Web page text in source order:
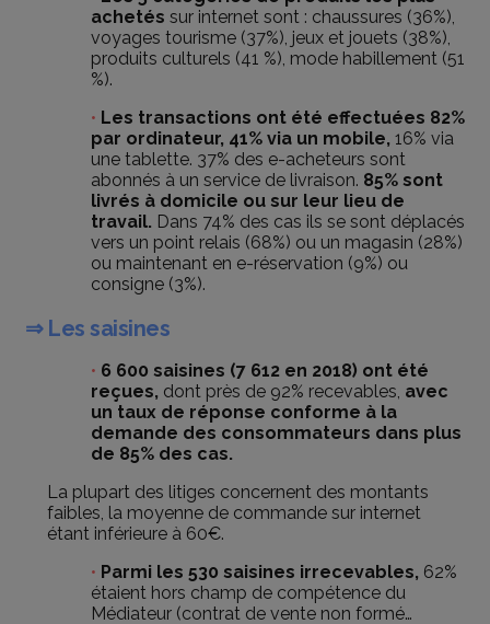
achetés sur internet sont : chaussures (36%),
voyages tourisme (37%), jeux et jouets (38%),
produits culturels (41 %), mode habillement (51
%).
Les transactions ont été effectuées 82%
par ordinateur, 41% via un mobile, 16% via
une tablette. 37% des e-acheteurs sont
abonnés à un service de livraison. 85% sont
livrés à domicile ou sur leur lieu de
travail. Dans 74% des cas ils se sont déplacés
vers un point relais (68%) ou un magasin (28%)
ou maintenant en e-réservation (9%) ou
consigne (3%).
⇒ Les saisines
6 600 saisines (7 612 en 2018) ont été
reçues, dont près de 92% recevables, avec
un taux de réponse conforme à la
demande des consommateurs dans plus
de 85% des cas.
La plupart des litiges concernent des montants
faibles, la moyenne de commande sur internet
étant inférieure à 60€.
Parmi les 530 saisines irrecevables, 62%
étaient hors champ de compétence du
Médiateur (contrat de vente non formé…